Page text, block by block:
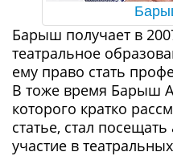
Барыш получает в
театральное
ему право стать
В тоже время Барыш
которого кратко
статье, стал
участие в